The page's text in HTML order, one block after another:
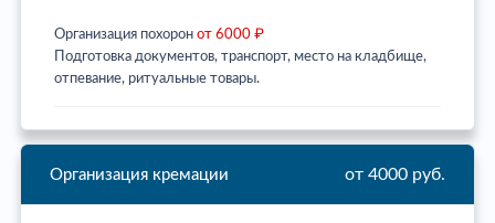
Организация похорон от 6000 ₽
Подготовка документов, транспорт, место на кладбище,
отпевание, ритуальные товары.
Организация кремации от 4000 руб.